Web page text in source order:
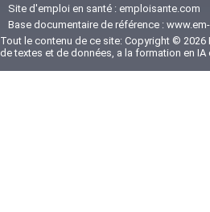
Site d'emploi en santé : emploisante.com
Base documentaire de référence :
Tout le contenu de ce site: Copyright ©
de textes et de données, a la formation en